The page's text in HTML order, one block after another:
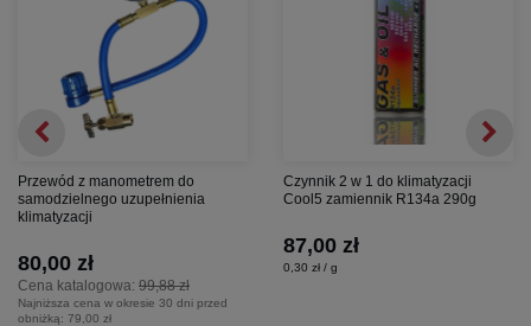
Przewód z manometrem do
samodzielnego uzupełnienia
klimatyzacji
Cena katalogowa: 99,88 zł
80,00 zł
Najniższa cena w okresie 30 dni przed
obniżką: 79,00 zł
Czynnik 2 w 1 do klimatyzacji
Cool5 zamiennik R134a 290g
87,00 zł
0,30 zł / g